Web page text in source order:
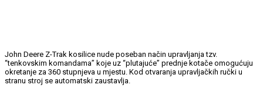
John Deere Z-Trak kosilice nude poseban način upravljanja tzv.
“tenkovskim komandama” koje uz “plutajuće” prednje kotače omogućuju
okretanje za 360 stupnjeva u mjestu. Kod otvaranja upravljačkih ručki u
stranu stroj se automatski zaustavlja.